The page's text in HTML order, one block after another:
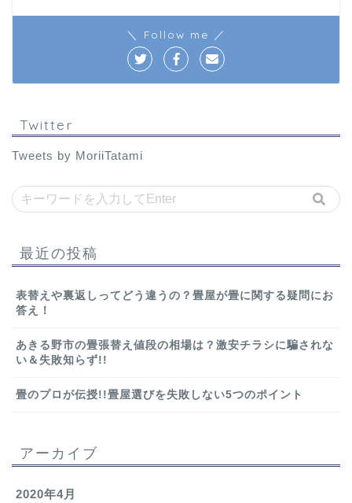
＼ Follow me ／
Twitter
Tweets by MoriiTatami
最近の投稿
表替えや裏返しってどう違うの？畳屋が畳に関する疑問にお
答え！
あきる野市の畳張替え値段の相場は？激安チラシに騙されな
い＆失敗知らず!!
畳のプロが伝授!!畳屋選びを失敗しない5つのポイント
アーカイブ
2020年4月